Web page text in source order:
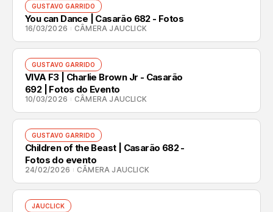
GUSTAVO GARRIDO
You can Dance | Casarão 682 - Fotos
16/03/2026 CÂMERA JAUCLICK
GUSTAVO GARRIDO
VIVA F3 | Charlie Brown Jr - Casarão
692 | Fotos do Evento
10/03/2026 CÂMERA JAUCLICK
GUSTAVO GARRIDO
Children of the Beast | Casarão 682 -
Fotos do evento
24/02/2026 CÂMERA JAUCLICK
JAUCLICK